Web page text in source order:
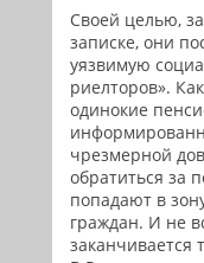
Своей целью,
записке, они
уязвимую
риелторов».
одинокие
чрезмерной
обратиться за
попадают в
граждан. И не
заканчивается